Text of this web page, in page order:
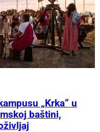
„Krka“ u
baštini,